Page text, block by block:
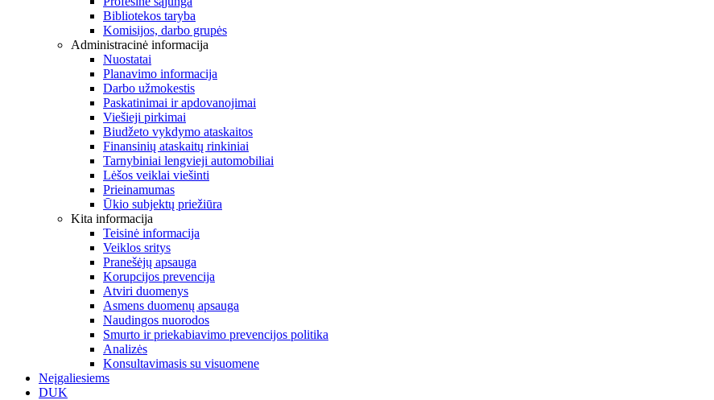
Bibliotekos taryba
Komisijos, darbo grupės
Administracinė informacija
Nuostatai
Planavimo informacija
Darbo užmokestis
Paskatinimai ir apdovanojimai
Viešieji pirkimai
Biudžeto vykdymo ataskaitos
Finansinių ataskaitų rinkiniai
Tarnybiniai lengvieji automobiliai
Lėšos veiklai viešinti
Prieinamumas
Ūkio subjektų priežiūra
Kita informacija
Teisinė informacija
Veiklos sritys
Pranešėjų apsauga
Korupcijos prevencija
Atviri duomenys
Asmens duomenų apsauga
Naudingos nuorodos
Smurto ir priekabiavimo prevencijos politika
Analizės
Konsultavimasis su visuomene
Neįgaliesiems
DUK